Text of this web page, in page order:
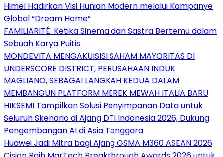
Himel Hadirkan Visi Hunian Modern melalui Kampanye
Global “Dream Home”
FAMILIARITÉ: Ketika Sinema dan Sastra Bertemu dalam
Sebuah Karya Puitis
MONDEVITA MENGAKUISISI SAHAM MAYORITAS DI
UNDERSCORE DISTRICT, PERUSAHAAN INDUK
MAGLIANO, SEBAGAI LANGKAH KEDUA DALAM
MEMBANGUN PLATFORM MEREK MEWAH ITALIA BARU
HIKSEMI Tampilkan Solusi Penyimpanan Data untuk
Seluruh Skenario di Ajang DTI Indonesia 2026, Dukung
Pengembangan AI di Asia Tenggara
Huawei Jadi Mitra bagi Ajang GSMA M360 ASEAN 2026